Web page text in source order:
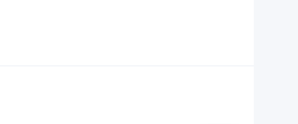
人民路北至：海纯路